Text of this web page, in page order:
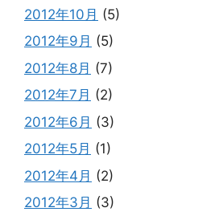
2012年10月 (5)
2012年9月 (5)
2012年8月 (7)
2012年7月 (2)
2012年6月 (3)
2012年5月 (1)
2012年4月 (2)
2012年3月 (3)